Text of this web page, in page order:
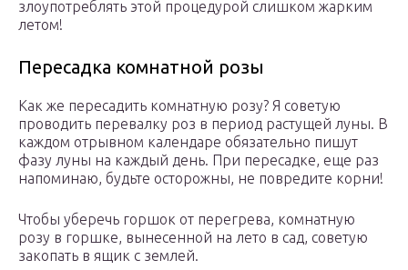
злоупотреблять этой процедурой слишком жарким
летом!
Пересадка комнатной розы
Как же пересадить комнатную розу? Я советую
проводить перевалку роз в период растущей луны. В
каждом отрывном календаре обязательно пишут
фазу луны на каждый день. При пересадке, еще раз
напоминаю, будьте осторожны, не повредите корни!
Чтобы уберечь горшок от перегрева, комнатную
розу в горшке, вынесенной на лето в сад, советую
закопать в ящик с землей.